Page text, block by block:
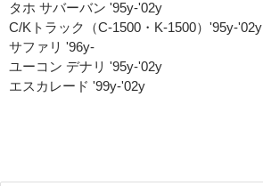
タホ サバーバン '95y-'02y
C/Kトラック（C-1500・K-1500）'95y-'02y
サファリ '96y-
ユーコン デナリ '95y-'02y
エスカレード '99y-'02y